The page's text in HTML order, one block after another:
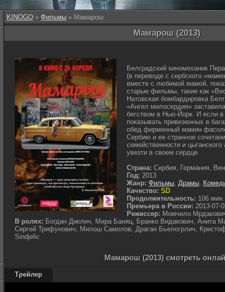
KINOGO » Фильмы » Мамарош
Мамарош (2013)
Белградский киномеханик
(в переводе с сербского
вместе с любимой мамой,
старые фильмы, такие как
Натовская бомбардировка
«Ангел милосердия»
бегством в Нью-Йорк. И если
показывать привезенных в
обед фирменный мамин
Сербию и ее странное
семейственности и
увезти в своем сердце.
Страна: Сербия, Германия,
Год: 2013
Жанр: Фильмы, Драмы,
Качество: SD
Продолжительность: 106
Премьера в России: 2013-07-
Режиссер: Момчило
В ролях: Богдан Диклич, Мира Баняц, Бранко Видакович, Анита
Сергей Трифунович, Милош Самолов, Драган Бьелогрлич,
Sindjelic
Мамарош (2013) смотреть
Трейлер